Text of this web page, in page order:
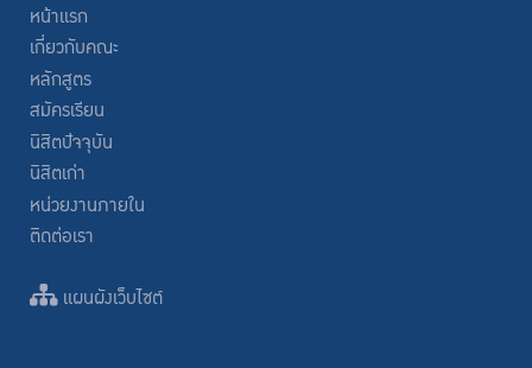
หน้าแรก
เกี่ยวกับคณะ
หลักสูตร
สมัครเรียน
นิสิตปัจจุบัน
นิสิตเก่า
หน่วยงานภายใน
ติดต่อเรา
แผนผังเว็บไซต์